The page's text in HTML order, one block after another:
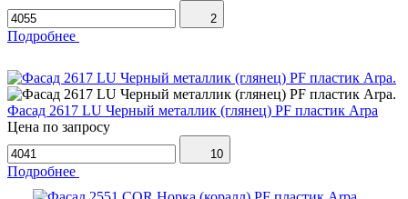
2
Подробнее
Фасад 2617 LU Черный металлик (глянец) PF пластик Arpa
Цена по запросу
10
Подробнее